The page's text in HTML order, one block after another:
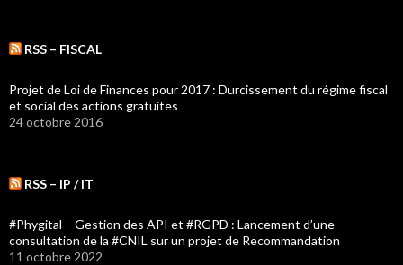
RSS – FISCAL
Projet de Loi de Finances pour 2017 : Durcissement du régime fiscal
et social des actions gratuites
24 octobre 2016
RSS – IP / IT
#Phygital – Gestion des API et #RGPD : Lancement d’une
consultation de la #CNIL sur un projet de Recommandation
11 octobre 2022